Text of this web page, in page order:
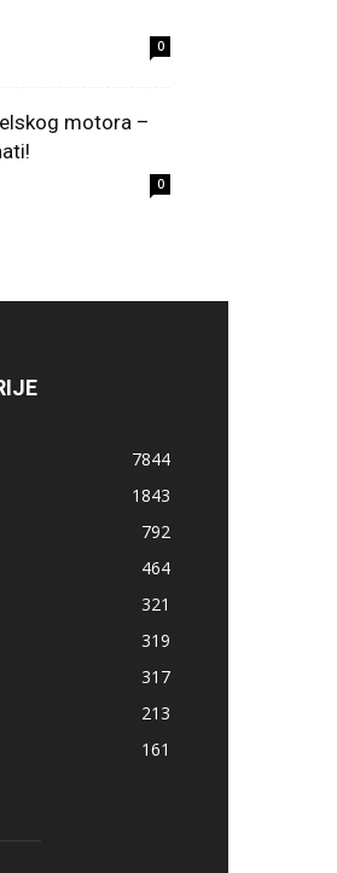
0
motora –
0
7844
1843
792
464
321
319
317
213
161